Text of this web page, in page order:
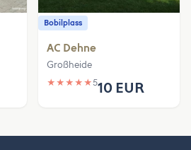
Bobilplass
AC Dehne
Großheide
★ ★ ★ ★ ★510 EUR